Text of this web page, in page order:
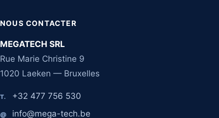
NOUS CONTACTER
MEGATECH SRL
Rue Marie Christine 9
1020 Laeken — Bruxelles
T. +32 477 756 530
@ info@mega-tech.be